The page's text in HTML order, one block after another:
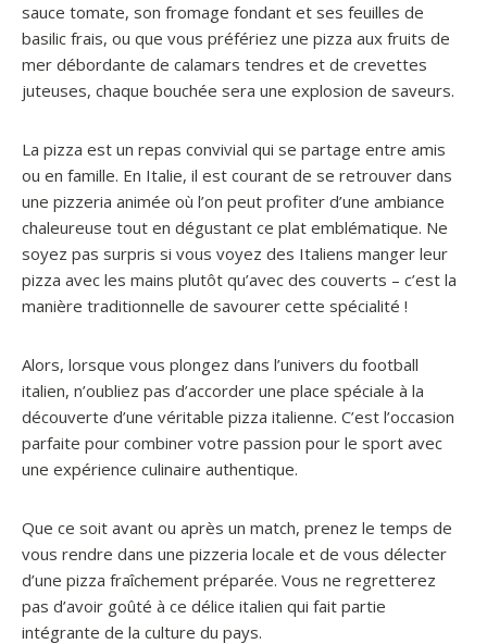
sauce tomate, son fromage fondant et ses feuilles de
basilic frais, ou que vous préfériez une pizza aux fruits de
mer débordante de calamars tendres et de crevettes
juteuses, chaque bouchée sera une explosion de saveurs.
La pizza est un repas convivial qui se partage entre amis
ou en famille. En Italie, il est courant de se retrouver dans
une pizzeria animée où l’on peut profiter d’une ambiance
chaleureuse tout en dégustant ce plat emblématique. Ne
soyez pas surpris si vous voyez des Italiens manger leur
pizza avec les mains plutôt qu’avec des couverts – c’est la
manière traditionnelle de savourer cette spécialité !
Alors, lorsque vous plongez dans l’univers du football
italien, n’oubliez pas d’accorder une place spéciale à la
découverte d’une véritable pizza italienne. C’est l’occasion
parfaite pour combiner votre passion pour le sport avec
une expérience culinaire authentique.
Que ce soit avant ou après un match, prenez le temps de
vous rendre dans une pizzeria locale et de vous délecter
d’une pizza fraîchement préparée. Vous ne regretterez
pas d’avoir goûté à ce délice italien qui fait partie
intégrante de la culture du pays.